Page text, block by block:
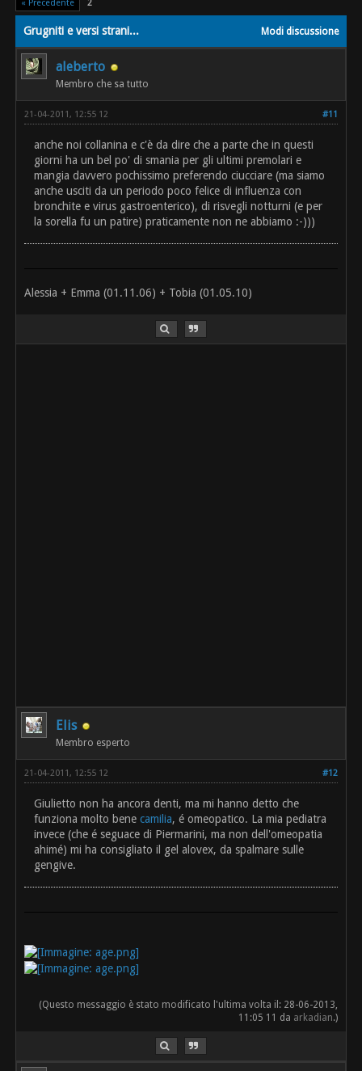
« Precedente 2
Modi discussione
Grugniti e versi strani...
aleberto
Membro che sa tutto
#11
21-04-2011, 12:55 12
anche noi collanina e c'è da dire che a parte che in questi
giorni ha un bel po' di smania per gli ultimi premolari e
mangia davvero pochissimo preferendo ciucciare (ma siamo
anche usciti da un periodo poco felice di influenza con
bronchite e virus gastroenterico), di risvegli notturni (e per
la sorella fu un patire) praticamente non ne abbiamo :-)))
Alessia + Emma (01.11.06) + Tobia (01.05.10)
Elis
Membro esperto
#12
21-04-2011, 12:55 12
Giulietto non ha ancora denti, ma mi hanno detto che
funziona molto benecamilia, é omeopatico. La mia pediatra
invece (che é seguace di Piermarini, ma non dell'omeopatia
ahimé) mi ha consigliato il gel alovex, da spalmare sulle
gengive.
(Questo messaggio è stato modificato l'ultima volta il: 28-06-2013,
11:05 11 da arkadian.)